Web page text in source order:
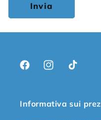
Invia
FacebookInstagramTikTok
Informativa sui